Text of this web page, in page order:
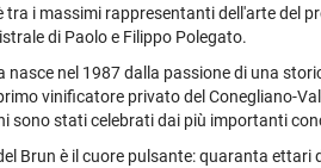
tra i massimi rappresentanti dell'arte del
di Paolo e Filippo Polegato.
nasce nel 1987 dalla passione di una
vinificatore privato del Conegliano-
sono stati celebrati dai più importanti
Brun è il cuore pulsante: quaranta ettari